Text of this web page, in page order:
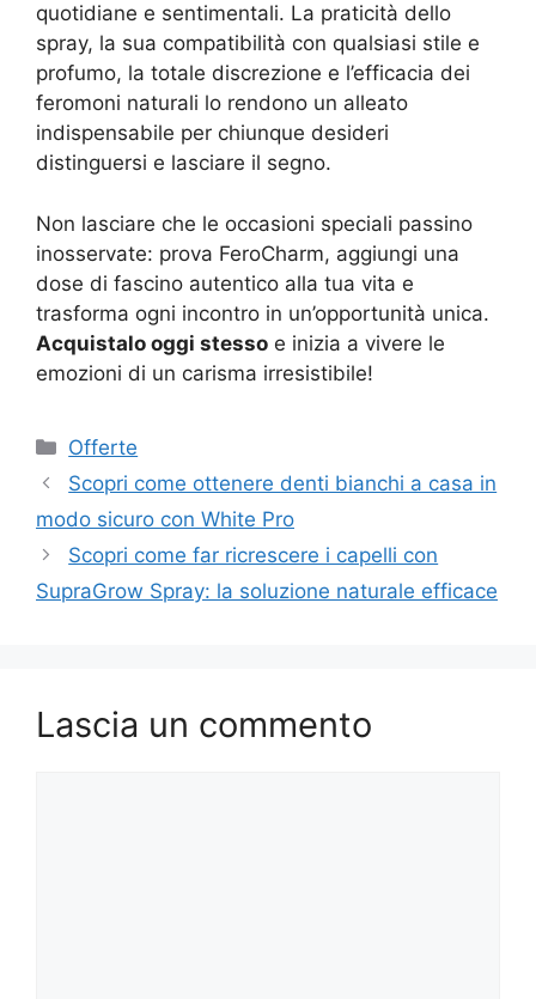
quotidiane e sentimentali. La praticità dello
spray, la sua compatibilità con qualsiasi stile e
profumo, la totale discrezione e l’efficacia dei
feromoni naturali lo rendono un alleato
indispensabile per chiunque desideri
distinguersi e lasciare il segno.
Non lasciare che le occasioni speciali passino
inosservate: prova FeroCharm, aggiungi una
dose di fascino autentico alla tua vita e
trasforma ogni incontro in un’opportunità unica.
Acquistalo oggi stesso e inizia a vivere le
emozioni di un carisma irresistibile!
Categorie
Offerte
Scopri come ottenere denti bianchi a casa in
modo sicuro con White Pro
Scopri come far ricrescere i capelli con
SupraGrow Spray: la soluzione naturale efficace
Lascia un commento